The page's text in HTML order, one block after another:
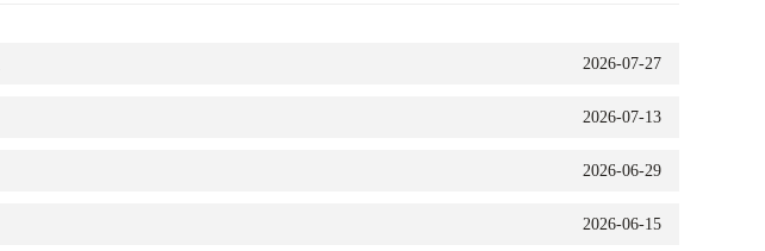
2026-07-27
2026-07-13
2026-06-29
2026-06-15